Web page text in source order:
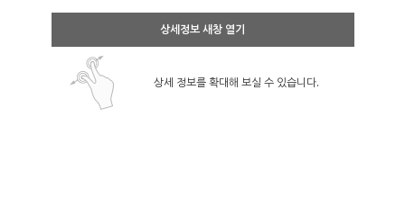
상세정보 새창 열기
상세 정보를 확대해 보실 수 있습니다.